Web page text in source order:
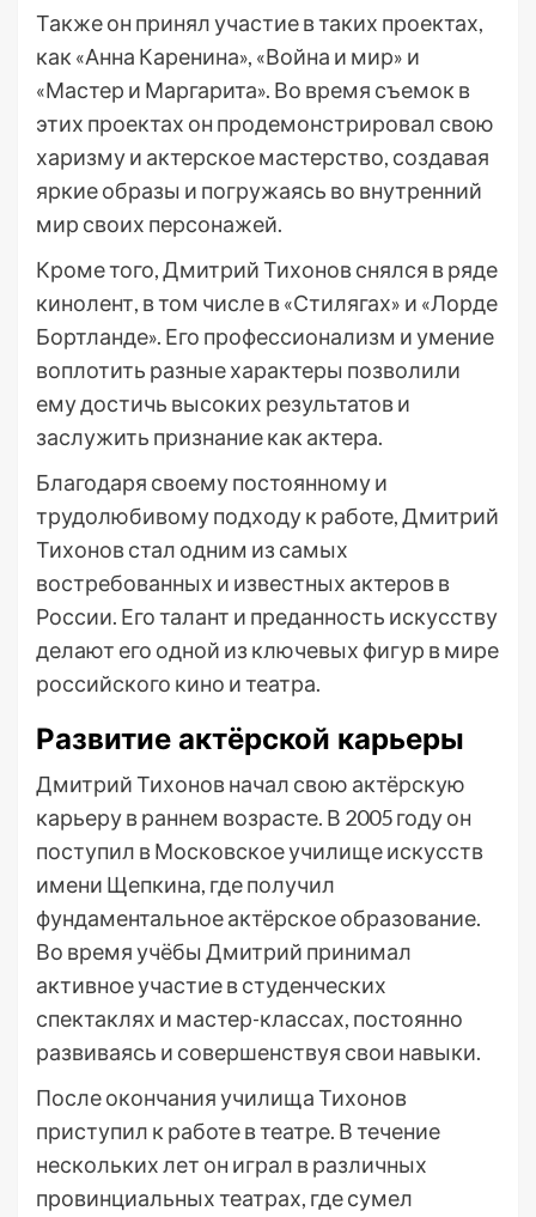
Также он принял участие в таких проектах,
как «Анна Каренина», «Война и мир» и
«Мастер и Маргарита». Во время съемок в
этих проектах он продемонстрировал свою
харизму и актерское мастерство, создавая
яркие образы и погружаясь во внутренний
мир своих персонажей.
Кроме того, Дмитрий Тихонов снялся в ряде
кинолент, в том числе в «Стилягах» и «Лорде
Бортланде». Его профессионализм и умение
воплотить разные характеры позволили
ему достичь высоких результатов и
заслужить признание как актера.
Благодаря своему постоянному и
трудолюбивому подходу к работе, Дмитрий
Тихонов стал одним из самых
востребованных и известных актеров в
России. Его талант и преданность искусству
делают его одной из ключевых фигур в мире
российского кино и театра.
Развитие актёрской карьеры
Дмитрий Тихонов начал свою актёрскую
карьеру в раннем возрасте. В 2005 году он
поступил в Московское училище искусств
имени Щепкина, где получил
фундаментальное актёрское образование.
Во время учёбы Дмитрий принимал
активное участие в студенческих
спектаклях и мастер-классах, постоянно
развиваясь и совершенствуя свои навыки.
После окончания училища Тихонов
приступил к работе в театре. В течение
нескольких лет он играл в различных
провинциальных театрах, где сумел